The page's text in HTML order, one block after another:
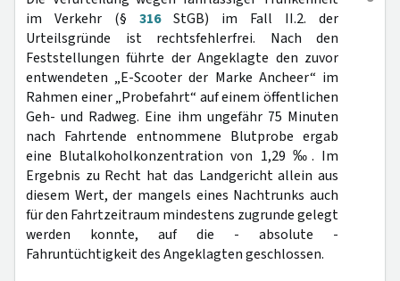
im Verkehr (§ 316StGB) im Fall II.2. der
Urteilsgründe ist rechtsfehlerfrei. Nach den
Feststellungen führte der Angeklagte den zuvor
entwendeten „E-Scooter der Marke Ancheer“ im
Rahmen einer „Probefahrt“ auf einem öffentlichen
Geh- und Radweg. Eine ihm ungefähr 75 Minuten
nach Fahrtende entnommene Blutprobe ergab
eine Blutalkoholkonzentration von 1,29 ‰. Im
Ergebnis zu Recht hat das Landgericht allein aus
diesem Wert, der mangels eines Nachtrunks auch
für den Fahrtzeitraum mindestens zugrunde gelegt
werden konnte, auf die - absolute -
Fahruntüchtigkeit des Angeklagten geschlossen.